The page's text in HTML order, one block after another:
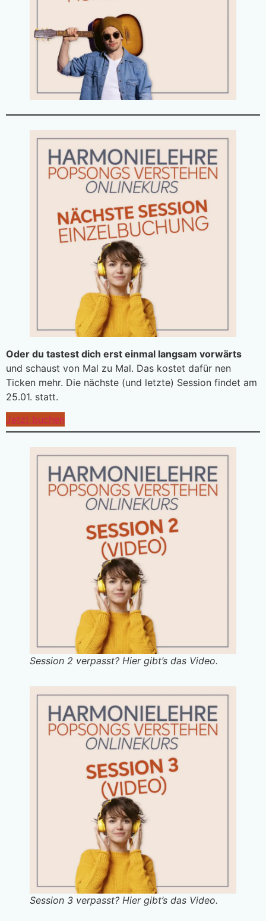
Oder du tastest dich erst einmal langsam vorwärts
und schaust von Mal zu Mal. Das kostet dafür nen
Ticken mehr. Die nächste (und letzte) Session findet am
25.01. statt.
Jetzt buchen
Session 2 verpasst? Hier gibt’s das Video.
Session 3 verpasst? Hier gibt’s das Video.